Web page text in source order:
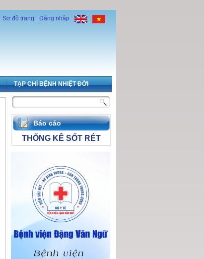
Sơ đồ trang Đăng nhập
TẠP CHÍ BỆNH NHIỆT ĐỚI
Báo cáo
THỐNG KÊ SỐT RÉT